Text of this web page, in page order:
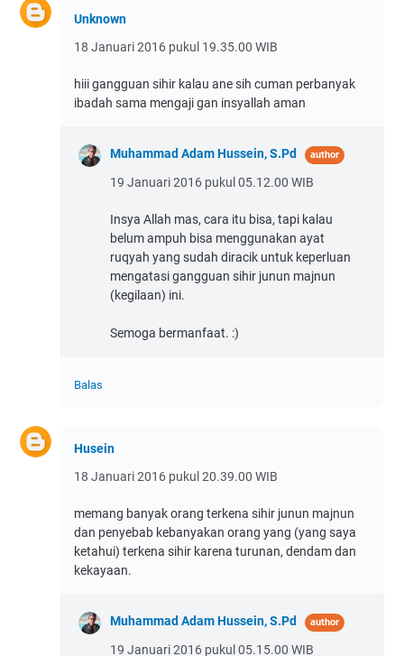
Unknown
18 Januari 2016 pukul 19.35.00 WIB
hiii gangguan sihir kalau ane sih cuman perbanyak
ibadah sama mengaji gan insyallah aman
Muhammad Adam Hussein, S.Pd
19 Januari 2016 pukul 05.12.00 WIB
Insya Allah mas, cara itu bisa, tapi kalau
belum ampuh bisa menggunakan ayat
ruqyah yang sudah diracik untuk keperluan
mengatasi gangguan sihir junun majnun
(kegilaan) ini.
Semoga bermanfaat. :)
Balas
Husein
18 Januari 2016 pukul 20.39.00 WIB
memang banyak orang terkena sihir junun majnun
dan penyebab kebanyakan orang yang (yang saya
ketahui) terkena sihir karena turunan, dendam dan
kekayaan.
Muhammad Adam Hussein, S.Pd
19 Januari 2016 pukul 05.15.00 WIB